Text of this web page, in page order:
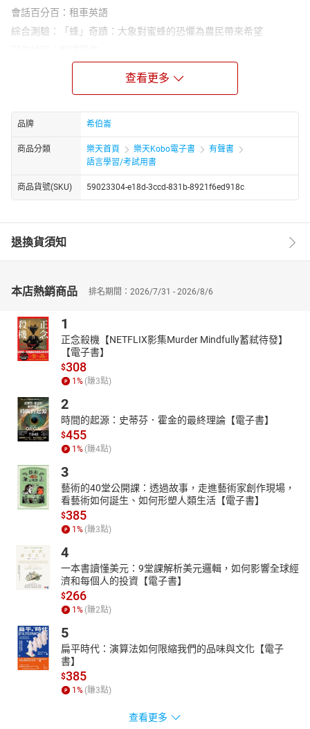
會話百分百：租車英語
綜合測驗：「蜂」奇蹟：大象對蜜蜂的恐懼為農民帶來希望
娛樂與生活：扭蛋遊戲 讓人心跳加速的驚喜
閱讀素養專欄：世界最高的垃圾場
篇章結構：西班牙鬥牛 日漸凋零的藝術？
時尚美學：香水 文化與情感的永恆靈藥
CNN主播教你說英語：野火摧毀洛杉磯部分地區
情境對話：熟食大集合/購買熟食
藝術文化：從百老匯到世界舞臺 音樂劇的演進史
主題式寫作：比較飲食習慣
查看更多
品牌 希伯崙
商品分類 樂天首頁 樂天Kobo電子書
有聲書
語言學習/考試用書
商品貨號(SKU) 59023304-e18d-3ccd-831b-8921f6ed918c
退換貨須知
本店熱銷商品 排名期間：2026/7/31 - 2026/8/6
1
正念殺機【NETFLIX影集Murder Mindfully蓄弒待發】
【電子書】
$308
1 % (賺3點)
2
時間的起源：史蒂芬．霍金的最終理論【電子書】
$455
1 % (賺4點)
3
藝術的40堂公開課：透過故事，走進藝術家創作現場，
看藝術如何誕生、如何形塑人類生活【電子書】
$385
1 % (賺3點)
4
一本書讀懂美元：9堂課解析美元邏輯，如何影響全球經
濟和每個人的投資【電子書】
$266
1 % (賺2點)
5
扁平時代：演算法如何限縮我們的品味與文化【電子
書】
$385
1 % (賺3點)
查看更多